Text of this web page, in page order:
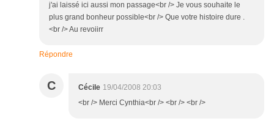
j'ai laissé ici aussi mon passage<br /> Je vous souhaite le
plus grand bonheur possible<br /> Que votre histoire dure .
<br /> Au revoiirr
Répondre
C Cécile 19/04/2008 20:03
<br /> Merci Cynthia<br /> <br /> <br />